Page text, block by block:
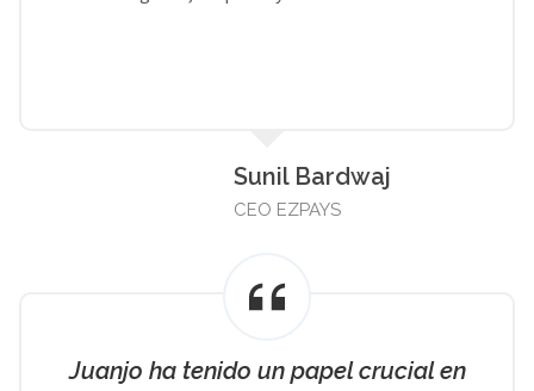
Sunil Bardwaj
CEO EZPAYS
Juanjo ha tenido un papel crucial en